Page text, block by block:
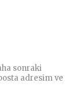
sonraki
adresim ve